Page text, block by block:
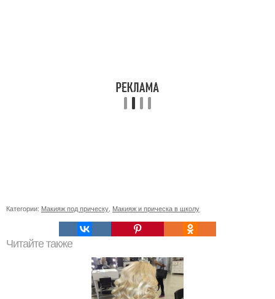
Категории: Макияж под прическу Макияж и прическа в школу
Читайте также